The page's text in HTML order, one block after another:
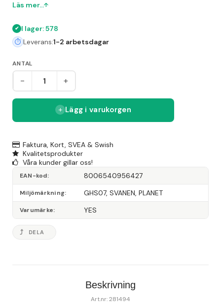
Läs mer...
I lager: 578
Leverans:1-2 arbetsdagar
ANTAL
- +
Lägg i varukorgen
Faktura, Kort, SVEA & Swish
Kvalitetsprodukter
Våra kunder gillar oss!
EAN-kod 8006540956427
Miljömärkning GHS07, SVANEN, PLANET
Varumärke YES
DELA
Beskrivning
Art.nr: 281494